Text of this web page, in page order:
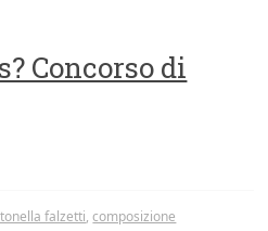
Concorso di
falzetti,composizione